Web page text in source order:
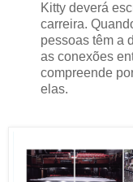
Kitty deverá
carreira.
pessoas têm a
as conexões
compreende
elas.